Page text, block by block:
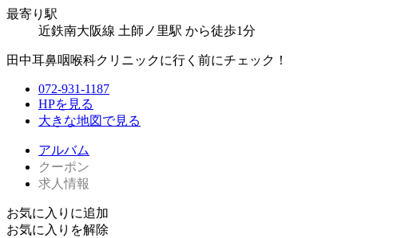
最寄り駅
近鉄南大阪線 土師ノ里駅 から徒歩1分
田中耳鼻咽喉科クリニックに行く前にチェック！
072-931-1187
HPを見る
大きな地図で見る
アルバム
クーポン
求人情報
お気に入りに追加
お気に入りを解除